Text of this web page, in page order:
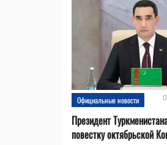
Официальные новости
Президент
повестку октябрьской